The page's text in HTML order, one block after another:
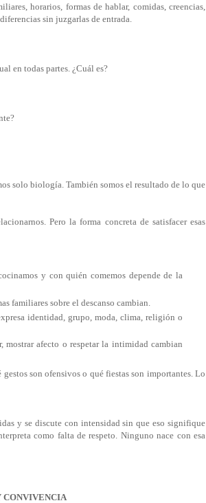
horarios, formas de hablar, comidas, creencias,
sin juzgarlas de entrada.
en todas partes. ¿Cuál es?
solo biología. También somos el resultado de lo que
Pero la forma concreta de satisfacer esas
y con quién comemos depende de la
familiares sobre el descanso cambian.
identidad, grupo, moda, clima, religión o
mostrar afecto o respetar la intimidad cambian
gestos son ofensivos o qué fiestas son importantes. Lo
y se discute con intensidad sin que eso signifique
como falta de respeto. Ninguno nace con esa
CONVIVENCIA